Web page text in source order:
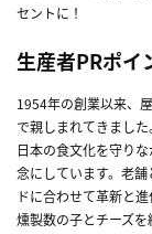
セントに！
生産者PRポイ
1954年の創業以来、
で親しまれてきました。
日本の食文化を守り
念にしています。老
ドに合わせて革新と進
燻製数の子とチーズ